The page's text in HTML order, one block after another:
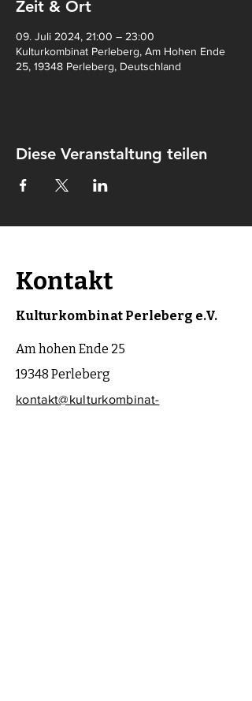
Zeit & Ort
09. Juli 2024, 21:00 – 23:00
Kulturkombinat Perleberg, Am Hohen Ende
25, 19348 Perleberg, Deutschland
Diese Veranstaltung teilen
Kontakt
Kulturkombinat Perleberg e.V.
Am hohen Ende 25
19348 Perleberg
kontakt@kulturkombinat-